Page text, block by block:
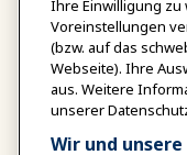
7:00 PM
7:30
Ihre Einwilligung zu
Voreinstellungen
(bzw. auf das
Webseite). Ihre
aus. Weitere
unserer
Wir und